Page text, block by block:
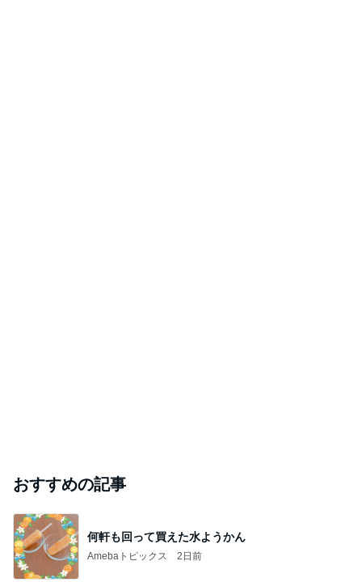
おすすめの記事
何軒も回って買えた水ようかん
Amebaトピックス 2日前